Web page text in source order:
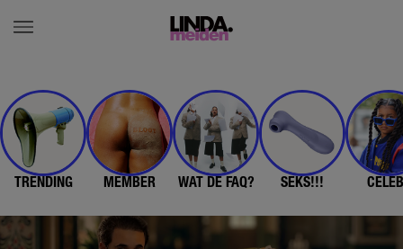
TRENDING MEMBER WAT DE FAQ? SEKS!!!